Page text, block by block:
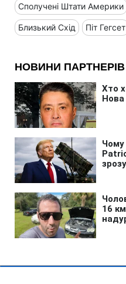
Сполучені Штати Америки
Близький Схід Піт Гегсет